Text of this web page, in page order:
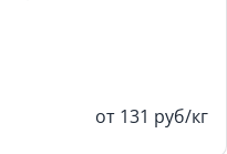
от 131 руб/кг